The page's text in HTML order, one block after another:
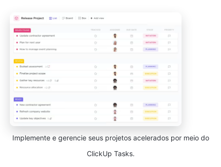
Implemente e gerencie seus projetos acelerados por meio do
ClickUp Tasks.